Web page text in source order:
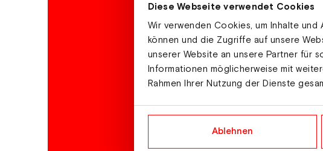
Diese Webseite verwendet Cookies
Wir verwenden Cookies, um Inhalte
können und die Zugriffe auf unsere
unserer Website an unsere Partner für
Informationen möglicherweise mit
Rahmen Ihrer Nutzung der Dienste
Ablehnen